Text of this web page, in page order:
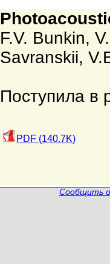
F.V. Bunkin,
Savranskii,
Поступила в
PDF (140.7K)
Сообщить о